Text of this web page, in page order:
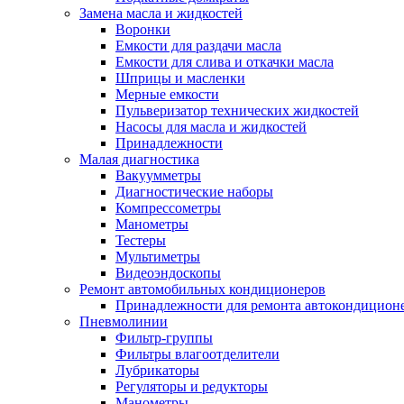
Замена масла и жидкостей
Воронки
Емкости для раздачи масла
Емкости для слива и откачки масла
Шприцы и масленки
Мерные емкости
Пульверизатор технических жидкостей
Насосы для масла и жидкостей
Принадлежности
Малая диагностика
Вакуумметры
Диагностические наборы
Компрессометры
Манометры
Тестеры
Мультиметры
Видеоэндоскопы
Ремонт автомобильных кондиционеров
Принадлежности для ремонта
Пневмолинии
Фильтр-группы
Фильтры влагоотделители
Лубрикаторы
Регуляторы и редукторы